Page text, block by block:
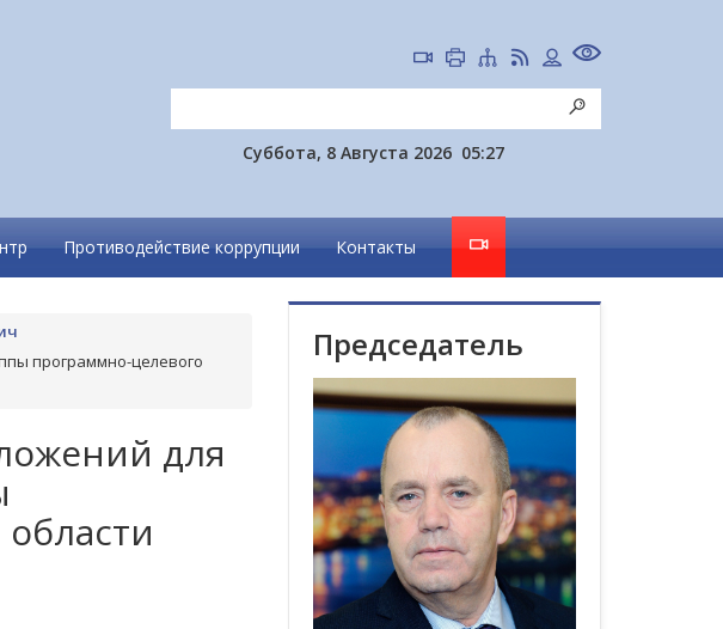
Суббота, 8 Августа 2026 05:27
Противодействие коррупции Контакты
программно-целевого
для
Председатель